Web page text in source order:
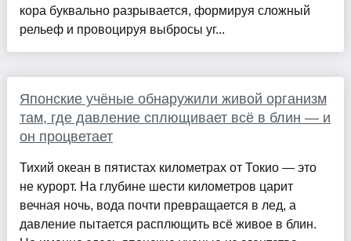
кора буквально разрывается, формируя сложный
рельеф и провоцируя выбросы уг...
Японские учёные обнаружили живой организм
там, где давление сплющивает всё в блин — и
он процветает
Тихий океан в пятистах километрах от Токио — это
не курорт. На глубине шести километров царит
вечная ночь, вода почти превращается в лед, а
давление пытается расплющить всё живое в блин.